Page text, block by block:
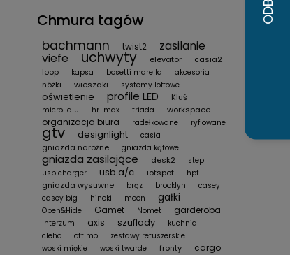
Chmura tagów
bachmann twist2 zasilanie
viefe uchwyty elevator
casia2
loop
kapsa bosetti marella akcesoria
nóżki wieszaki systemy loftowe
oświetlenie profile LED Kluś
micro-alu hr-max triada workspace
organizacja biura radełkowane ryflowane
gtv designlight casia
gniazda narożne gniazda kątowe
gniazda zasilające desk2
step
usb charger
usb a/c iotspot hpf
gniazda wysuwne brąz brooklyn
casey
casey big
hinoki moon gałki
Open&Hide Gamet Nomet garderoba
Interzum axis szuflady
kuchnia
cleho
ottimo
zestawy retuszerskie
woski miękie
woski twarde fronty cargo